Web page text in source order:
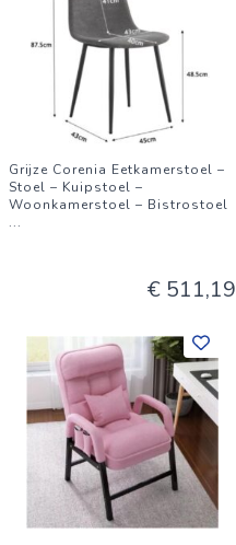
Grijze Corenia Eetkamerstoel –
Stoel – Kuipstoel –
Woonkamerstoel – Bistrostoel
...
€ 511,19